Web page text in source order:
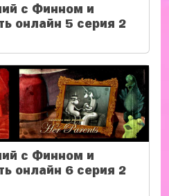
с Финном и
онлайн 5 серия 2
с Финном и
онлайн 6 серия 2